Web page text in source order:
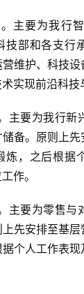
。主要为我行
技部和各支行
维护、科技
实现前沿科技
主要为我行
备。原则上
炼，之后根据
作。
主要为零售
先安排至基
个人工作表